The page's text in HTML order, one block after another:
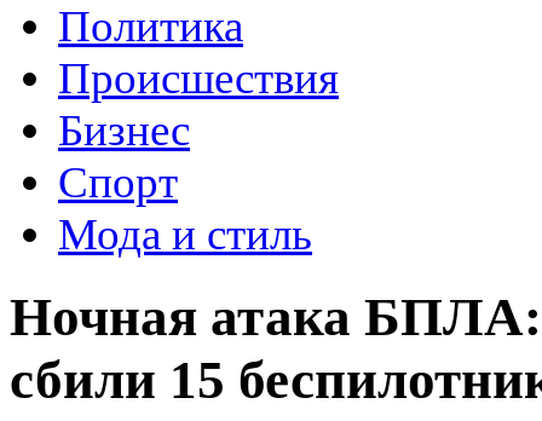
Политика
Происшествия
Бизнес
Спорт
Мода и стиль
Ночная атака БПЛА:
сбили 15